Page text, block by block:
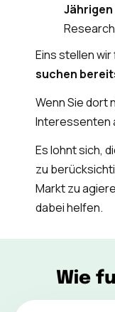
Jährigen
Eins stellen
suchen
Wenn Sie dort
Interessenten
Es lohnt sich,
zu
Markt zu
dabei helfen.
Wie